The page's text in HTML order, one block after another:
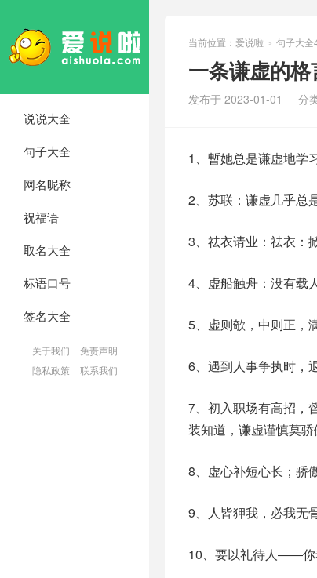
说说大全
句子大全
网名昵称
祝福语
取名大全
标语口号
签名大全
关于我们 | 免责声明
隐私政策 | 联系我们
当前位置： 爱说啦 > 句子大全
一条谦虚的
发布于 2023-01-01 分
1、暫她总是谦虚地学
2、苏联：谦虚几乎总
3、祛衣请业：祛衣：
4、虚船触舟：没有载
5、虚则欹，中则正，
6、遇到人事争执时，
7、初入职场有高招，
装知道，谦虚谨慎莫
8、虚心补短心长；骄
9、人皆狎我，必我无
10、要以礼待人――你